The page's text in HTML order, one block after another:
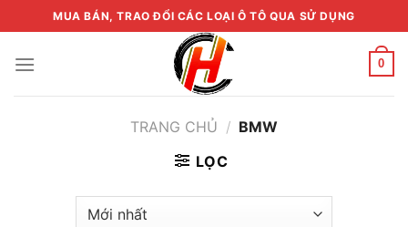
to
content
MUA BÁN, TRAO ĐỔI CÁC LOẠI Ô TÔ QUA SỬ DỤNG
0
TRANG CHỦ / BMW
LỌC